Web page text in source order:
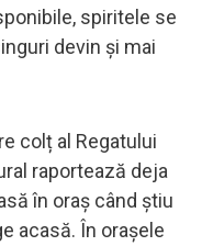
spiritele se
devin și mai
colț al Regatului
raportează deja
în oraș când știu
acasă. În orașele